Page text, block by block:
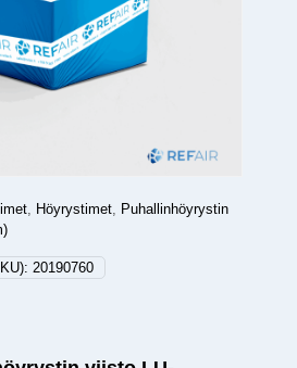
, Höyrystimet, Puhallinhöyrystin
20190760